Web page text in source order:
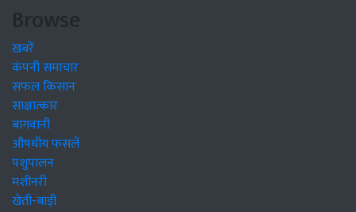
Browse
खबरें
कंपनी समाचार
सफल किसान
साक्षात्कार
बागवानी
औषधीय फसलें
पशुपालन
मशीनरी
खेती-बाड़ी